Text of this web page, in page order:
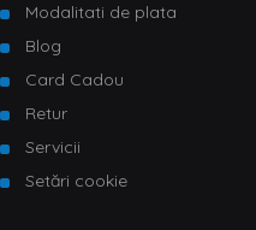
Modalitati de plata
Blog
Card Cadou
Retur
Servicii
Setări cookie